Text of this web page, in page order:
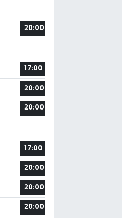
20:00
17:00
20:00
20:00
17:00
20:00
20:00
20:00